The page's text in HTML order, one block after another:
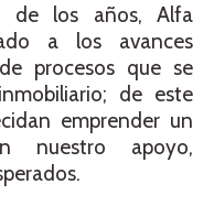
de los años, Alfa
a los avances
procesos que se
de este
emprender un
nuestro apoyo,